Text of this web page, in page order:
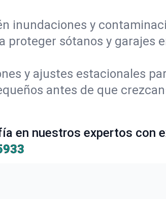
inundaciones y
proteger sótanos y garajes
y ajustes estacionales
antes de que
en nuestros expertos con